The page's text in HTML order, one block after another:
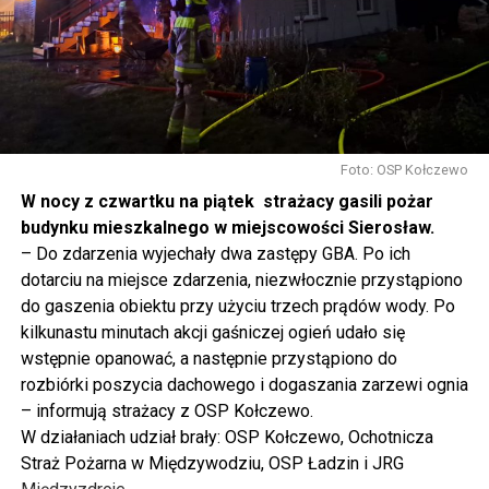
rolnictwem, silne innowacją, to polska racja stanu. I my
tak to traktujemy. Jesteśmy dzisiaj w Wolinie. Często to
mówię, tutaj, na wyspie Wolin, na wyspie Uznam, Polska
się tutaj nie kończy, Polska się tutaj zaczyna.
Gdyby nie determinacja rządu Prawa i Sprawiedliwości,
to tunel pod Świną do dzisiaj byłby w sferze
projektowania i dyskusji. Ważny tutaj był wkład
samorządu, ale to rząd PiS podjął w tej sprawie
najważniejsze decyzje. Powstał dzięki ogromnej
determinacji rządu najpierw Pani Premier Beaty Szydło,
a następnie Pana Premiera Mateusza Morawieckiego.
Chciałbym podziękować Panu Premierowi za to jak
osobiście pilnował powstania tej inwestycji. Cieszymy
się, że turyści również korzystają z tunelu, cieszymy się,
że wśród tych 4 milionów samochodów, które
przejechały już otwartym tunelem w Świnoujściu,
przyjechało tutaj do nas tak wielu turystów z zagranicy
– powiedział Wiceprezes PiS Joachim Brudziński w
Foto: OSP Kołczewo
W nocy z czwartku na piątek strażacy gasili pożar
budynku mieszkalnego w miejscowości Sierosław.
– Do zdarzenia wyjechały dwa zastępy GBA. Po ich
dotarciu na miejsce zdarzenia, niezwłocznie przystąpiono
do gaszenia obiektu przy użyciu trzech prądów wody. Po
kilkunastu minutach akcji gaśniczej ogień udało się
wstępnie opanować, a następnie przystąpiono do
rozbiórki poszycia dachowego i dogaszania zarzewi ognia
– informują strażacy z OSP Kołczewo.
W działaniach udział brały: OSP Kołczewo, Ochotnicza
Straż Pożarna w Międzywodziu, OSP Ładzin i JRG